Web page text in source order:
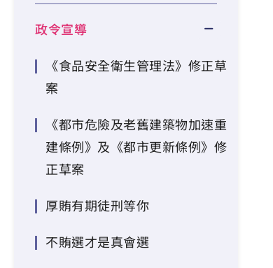
政令宣導
《食品安全衛生管理法》修正草
案
《都市危險及老舊建築物加速重
建條例》及《都市更新條例》修
正草案
厚賄有期徒刑等你
不賄選才是真會選